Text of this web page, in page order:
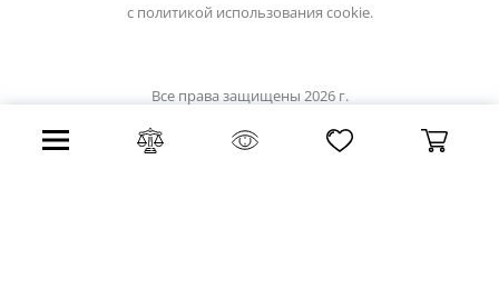
с политикой использования cookie.
Все права защищены 2026 г.